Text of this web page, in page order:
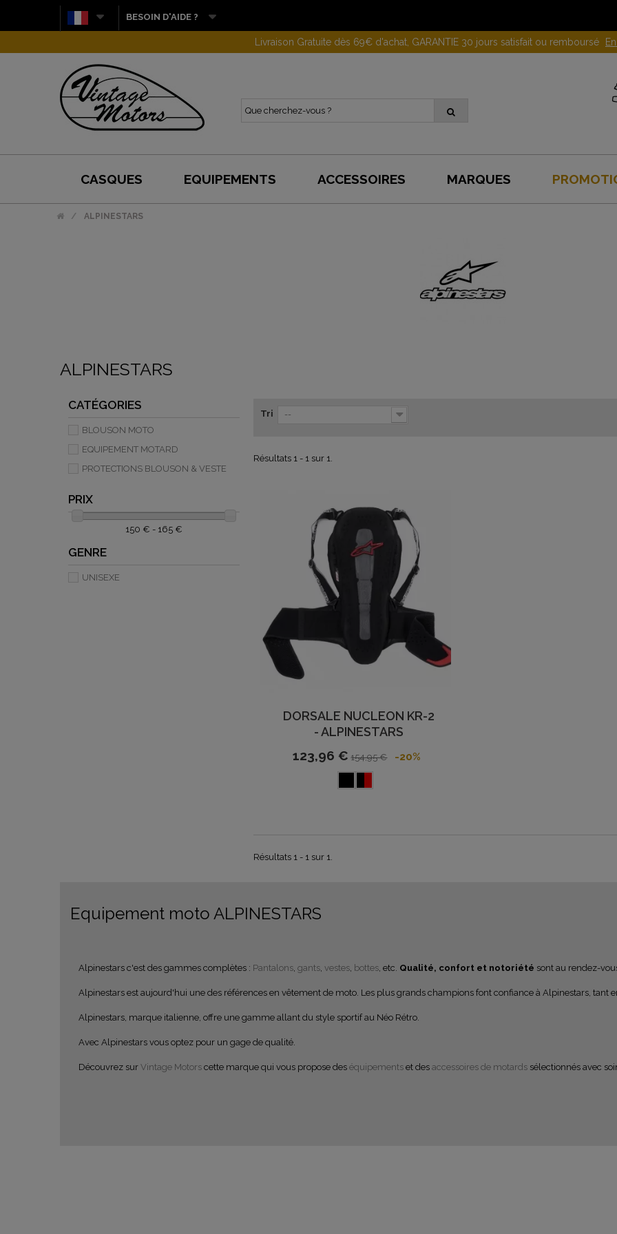
BESOIN D'AIDE ?
Gagnez 10 euros en parrainant un proche ! En savoir plus
CASQUES EQUIPEMENTS ACCESSOIRES MARQUES
ALPINESTARS
ALPINESTARS
CATÉGORIES
BLOUSON MOTO
EQUIPEMENT MOTARD
PROTECTIONS BLOUSON & VESTE
PRIX
150 € - 165 €
GENRE
UNISEXE
Tri --
Résultats 1 - 1 sur 1.
DORSALE NUCLEON KR-2
- ALPINESTARS
123,96 € 154,95 € -20%
Résultats 1 - 1 sur 1.
Equipement moto ALPINESTARS
Alpinestars c'est des gammes complètes : Pantalons gants vestes bottes , etc. Qualité, confort et notoriété sont au rendez-
Alpinestars est aujourd'hui une des références en vêtement de moto. Les plus grands champions font confiance à Alpinestars, tant
Alpinestars, marque italienne, offre une gamme allant du style sportif au Néo Rétro.
Avec Alpinestars vous optez pour un gage de qualité.
Découvrez sur Vintage Motors cette marque qui vous propose des équipements et des accessoires de motards sélectionnés avec